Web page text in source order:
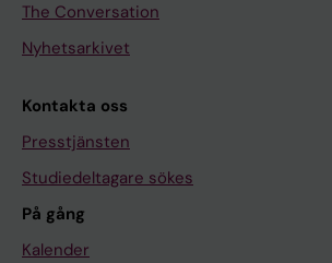
The Conversation
Nyhetsarkivet
Kontakta oss
Presstjänsten
Studiedeltagare sökes
På gång
Kalender